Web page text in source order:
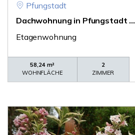
Pfungstadt
Dachwohnung in Pfungstadt ...
Etagenwohnung
58,24 m²
WOHNFLÄCHE
2
ZIMMER